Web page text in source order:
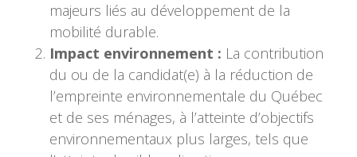
majeurs liés au développement de la
mobilité durable.
Impact environnement : La contribution
du ou de la candidat(e) à la réduction de
l’empreinte environnementale du Québec
et de ses ménages, à l’atteinte d’objectifs
environnementaux plus larges, tels que